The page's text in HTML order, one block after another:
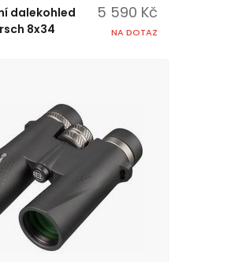
dalekohled
8x34
5 590 Kč
NA DOTAZ